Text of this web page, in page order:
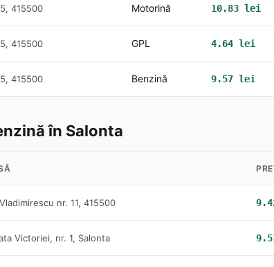
415500 Motorină 10.83 lei
415500 GPL 4.64 lei
415500 Benzină 9.57 lei
în Salonta
nr. 11, 415500
Victoriei, nr. 1, Salonta